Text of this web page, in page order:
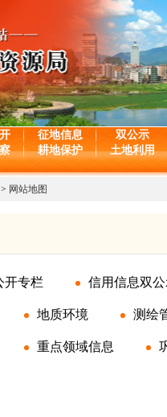
征地信息
双公示
耕地保护 土地利用
> 网站地图
开专栏 信用信息双
地质环境 测绘
重点领域信息